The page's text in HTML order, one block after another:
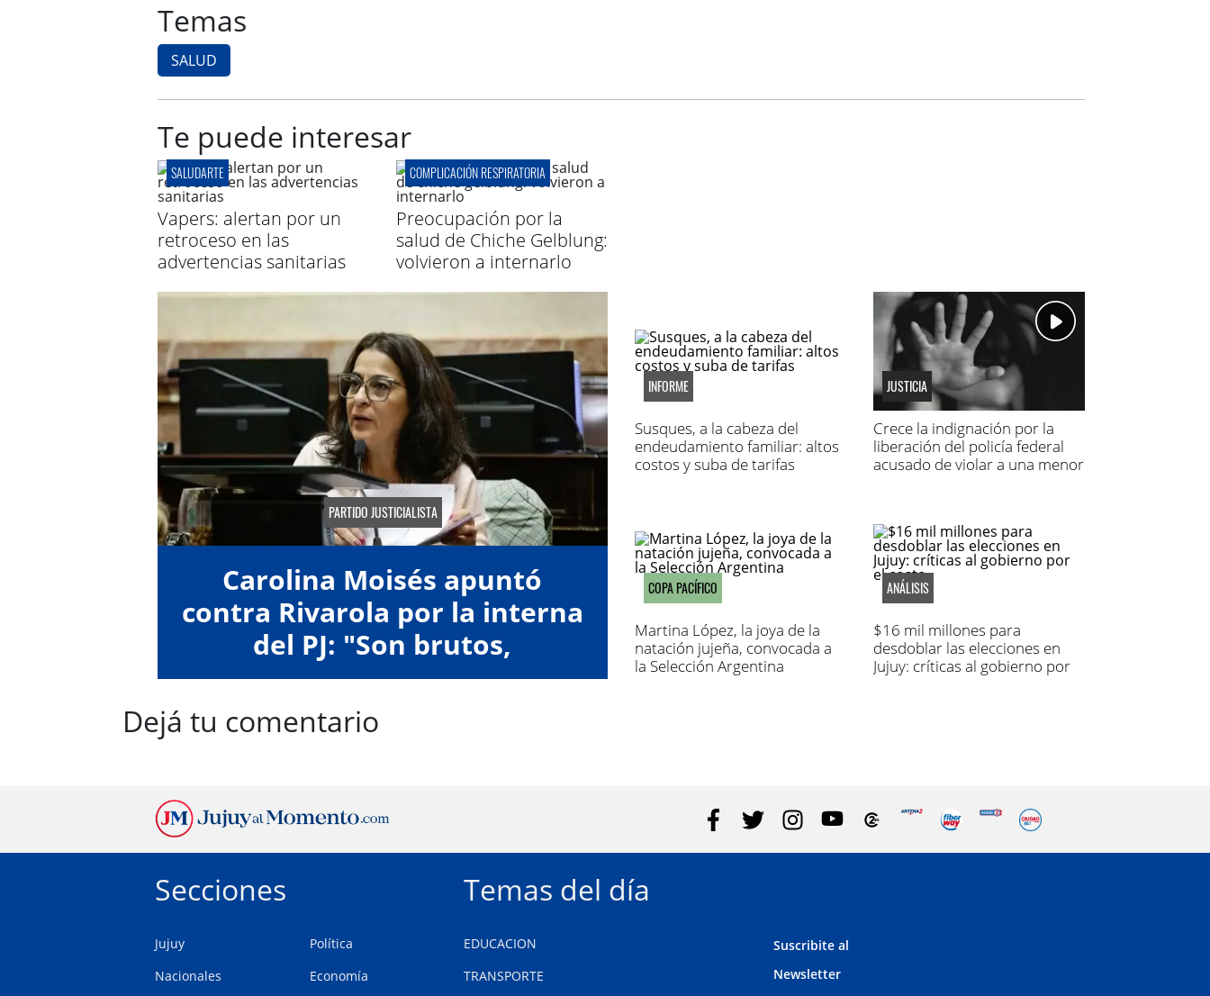
Temas
SALUD
Te puede interesar
SALUDARTE
Vapers: alertan por un
retroceso en las
advertencias sanitarias
COMPLICACIÓN RESPIRATORIA
Preocupación por la
salud de Chiche Gelblung:
volvieron a internarlo
PARTIDO JUSTICIALISTA
Carolina Moisés apuntó
contra Rivarola por la interna
del PJ: "Son brutos,
pretendieron hacer fraude"
INFORME
Susques, a la cabeza del
endeudamiento familiar: altos
costos y suba de tarifas
JUSTICIA
Crece la indignación por la
liberación del policía federal
acusado de violar a una menor
COPA PACÍFICO
Martina López, la joya de la
natación jujeña, convocada a
la Selección Argentina
ANÁLISIS
$16 mil millones para
desdoblar las elecciones en
Jujuy: críticas al gobierno por
Dejá tu comentario
Secciones
Jujuy
Nacionales
Política
Economía
Temas del día
EDUCACION
TRANSPORTE
Suscribite al
Newsletter